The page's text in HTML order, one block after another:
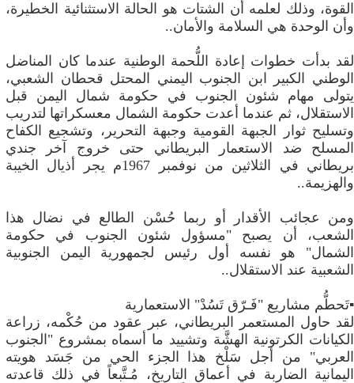
القوة، وذلك لعلمه أن الشتات هو الحالة الاستثنائية الخطيرة،
وأن الوحدة هي السلامة والأمان..
​لقد بدأت خطوات إعادة اللُّحمة الوطنية عندما كان المناضل
الوطني الكبير ابن الجنوب اليمني المحتل قحطان الشعبي،
يتولى مهام شئون الجنوب في حكومة شمال اليمن قبل
الاستقلال، ثم عندما أعدت حكومة الشمال معسكراتها لتدريب
وتسليح ثوار الجبهة القومية وجبهة التحرير، وتشجيع الكفاح
المسلح ضد الاستعمار البريطاني حتى خروج آخر جندي
بريطاني في الثلاثين من نوفمبر 1967م يجر أذيال الخيبة
والهزيمة..
ومن عجائب الأقدار أو ربما حُسْن الطالع في نضال هذا
الشعب، أن يصبح "مسؤول شئون الجنوب في حكومة
الشمال" هو نفسه أول رئيس لجمهورية اليمن الجنوبية
الشعبية عند الاستقلال..
▪️​تَحطُّم مشاريع "فَـرّق تَسُدْ" الاستعمارية
لقد ​حاول المستعمر البريطاني، عبر عقود من حُكْمه، زراعة
الكيانات الكرتونية الهشَّة وتشييد ما أسماه بمشروع "الجنوب
العربي" من أجل سَلْخ هذا الجزء الحي من جَسَد هويته
اليمانية الضاربة في أعماق التاريخ، مُـتَّبعاً في ذلك قاعدته